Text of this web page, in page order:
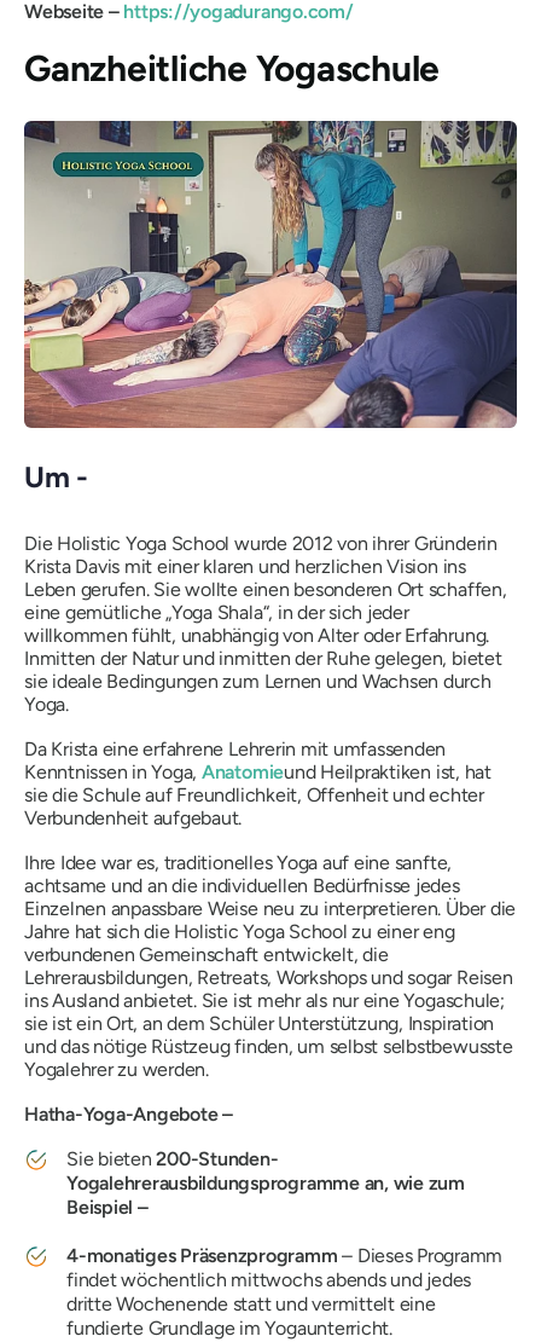
Webseite –https://yogadurango.com/
Ganzheitliche Yogaschule
Um -
Die Holistic Yoga School wurde 2012 von ihrer Gründerin
Krista Davis mit einer klaren und herzlichen Vision ins
Leben gerufen. Sie wollte einen besonderen Ort schaffen,
eine gemütliche „Yoga Shala“, in der sich jeder
willkommen fühlt, unabhängig von Alter oder Erfahrung.
Inmitten der Natur und inmitten der Ruhe gelegen, bietet
sie ideale Bedingungen zum Lernen und Wachsen durch
Yoga.
Da Krista eine erfahrene Lehrerin mit umfassenden
Kenntnissen in Yoga, Anatomieund Heilpraktiken ist, hat
sie die Schule auf Freundlichkeit, Offenheit und echter
Verbundenheit aufgebaut.
Ihre Idee war es, traditionelles Yoga auf eine sanfte,
achtsame und an die individuellen Bedürfnisse jedes
Einzelnen anpassbare Weise neu zu interpretieren. Über die
Jahre hat sich die Holistic Yoga School zu einer eng
verbundenen Gemeinschaft entwickelt, die
Lehrerausbildungen, Retreats, Workshops und sogar Reisen
ins Ausland anbietet. Sie ist mehr als nur eine Yogaschule;
sie ist ein Ort, an dem Schüler Unterstützung, Inspiration
und das nötige Rüstzeug finden, um selbst selbstbewusste
Yogalehrer zu werden.
Hatha-Yoga-Angebote –
Sie bieten200-Stunden-
Yogalehrerausbildungsprogramme an, wie zum
Beispiel –
4-monatiges Präsenzprogramm – Dieses Programm
findet wöchentlich mittwochs abends und jedes
dritte Wochenende statt und vermittelt eine
fundierte Grundlage im Yogaunterricht.